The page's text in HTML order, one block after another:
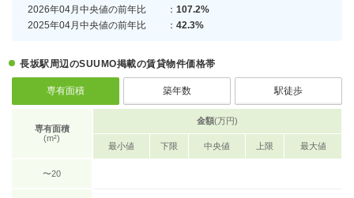
2026年04月中央値の前年比
： 107.2%
2025年04月中央値の前年比
： 42.3%
長坂駅周辺のSUUMO掲載の賃貸物件価格帯
専有面積 築年数 駅徒歩
専有面積
(m²)
金額(万円)
最小値 下限 中央値 上限 最大値
〜20